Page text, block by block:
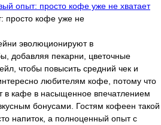
опыт: просто кофе уже не хватает
эволюционируют в
добавляя пекарни, цветочные
чтобы повысить средний чек и
любителям кофе, потому что
в кафе в насыщенное впечатлением
бонусами. Гостям кофеен такой
напиток, а полноценный опыт с